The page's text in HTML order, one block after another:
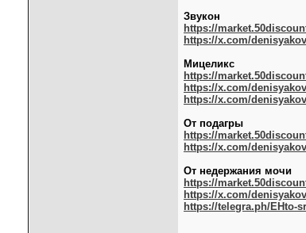
Звукон
https://
https://x.com/
Мицеликс
https://
https://x.com/
https://x.com/
От подагры
https://
https://x.com/
От недержания мочи
https://
https://x.com/
https://telegra.ph/EHto-